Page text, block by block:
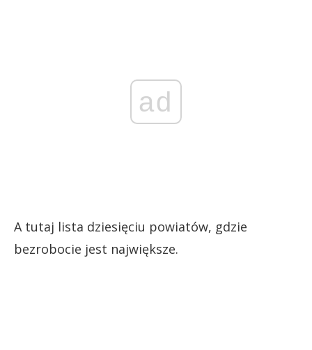
ad
A tutaj lista dziesięciu powiatów, gdzie
bezrobocie jest największe.